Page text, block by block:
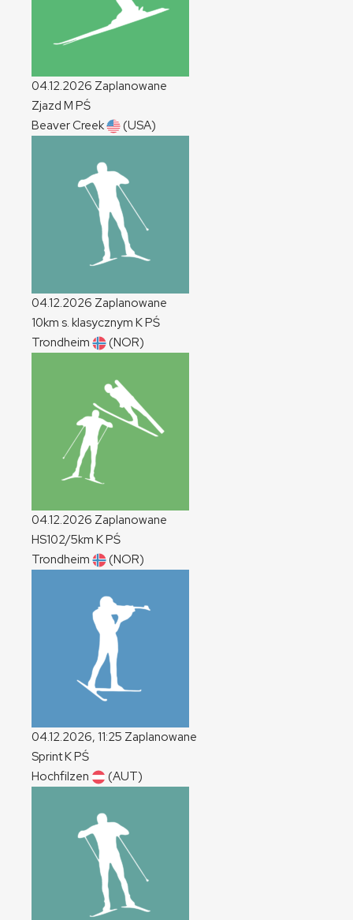
04.12.2026 Zaplanowane
Zjazd M PŚ
Beaver Creek
(USA)
04.12.2026 Zaplanowane
10km s. klasycznym KPŚ
Trondheim
(NOR)
04.12.2026 Zaplanowane
HS102/5km KPŚ
Trondheim
(NOR)
04.12.2026, 11:25 Zaplanowane
SprintKPŚ
Hochfilzen
(AUT)